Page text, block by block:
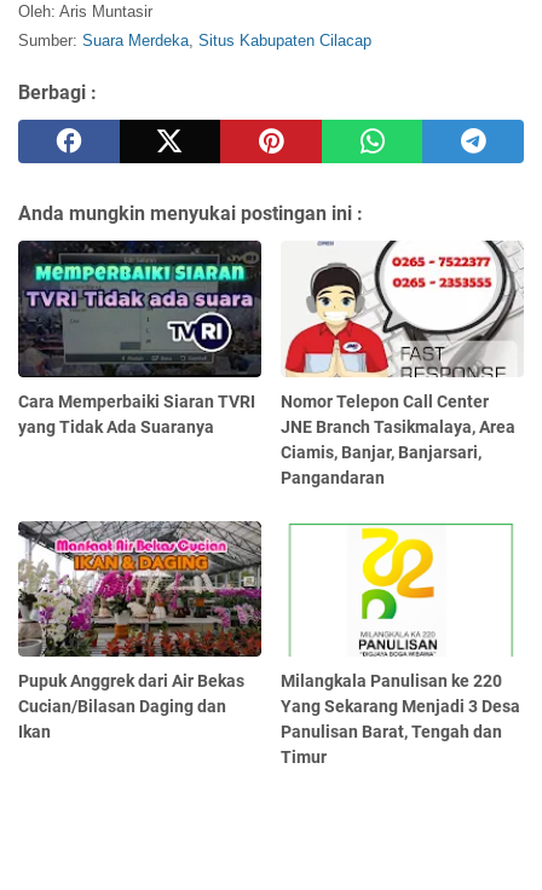
Oleh: Aris Muntasir
Sumber: Suara Merdeka Situs Kabupaten Cilacap
Berbagi :
Anda mungkin menyukai postingan ini :
Cara Memperbaiki Siaran TVRI
yang Tidak Ada Suaranya
Nomor Telepon Call Center
JNE Branch Tasikmalaya, Area
Ciamis, Banjar, Banjarsari,
Pangandaran
Pupuk Anggrek dari Air Bekas
Cucian/Bilasan Daging dan
Ikan
Milangkala Panulisan ke 220
Yang Sekarang Menjadi 3 Desa
Panulisan Barat, Tengah dan
Timur